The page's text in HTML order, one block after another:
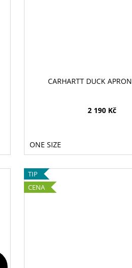
CARHARTT DUCK
2 190 Kč
ONE SIZE
TIP
CENA